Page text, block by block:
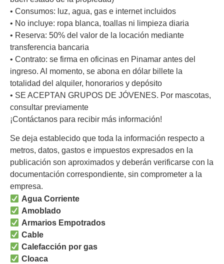
• Consumos: luz, agua, gas e internet incluidos
• No incluye: ropa blanca, toallas ni limpieza diaria
• Reserva: 50% del valor de la locación mediante
transferencia bancaria
• Contrato: se firma en oficinas en Pinamar antes del
ingreso. Al momento, se abona en dólar billete la
totalidad del alquiler, honorarios y depósito
• SE ACEPTAN GRUPOS DE JÓVENES. Por mascotas,
consultar previamente
¡Contáctanos para recibir más información!
Se deja establecido que toda la información respecto a
metros, datos, gastos e impuestos expresados en la
publicación son aproximados y deberán verificarse con la
documentación correspondiente, sin comprometer a la
empresa.
Agua Corriente
Amoblado
Armarios Empotrados
Cable
Calefacción por gas
Cloaca